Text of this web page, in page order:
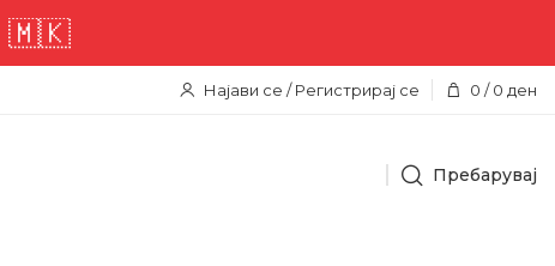
достава низ целата
Најави се / Регистрирај се 0 / 0 ден
Пребарувај